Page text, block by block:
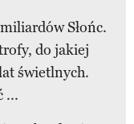
Słońc.
do jakiej
świetlnych.
...